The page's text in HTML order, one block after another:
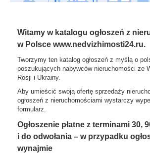
Witamy w katalogu ogłoszeń z
w Polsce www.nedvizhimosti24.ru.
Tworzymy ten katalog ogłoszeń z myślą o
poszukujących nabywców nieruchomości ze
Rosji i Ukrainy.
Aby umieścić swoją ofertę sprzedaży
ogłoszeń z nieruchomościami wystarczy
formularz.
Ogłoszenie płatne z terminami 30,
i do odwołania – w przypadku
wynajmie